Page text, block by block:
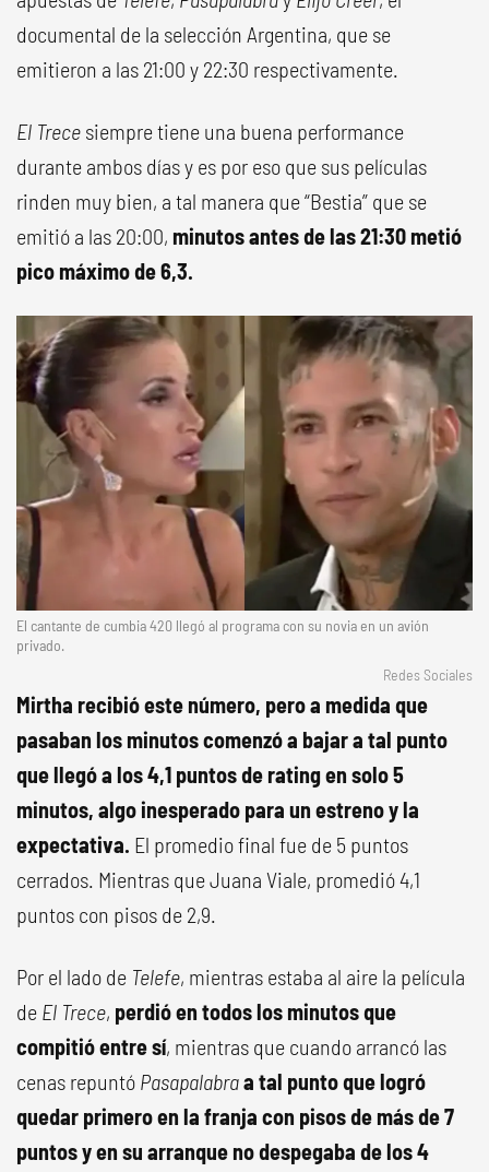
documental de la selección Argentina, que se
emitieron a las 21:00 y 22:30 respectivamente.
El Trece siempre tiene una buena performance
durante ambos días y es por eso que sus películas
rinden muy bien, a tal manera que “Bestia” que se
emitió a las 20:00, minutos antes de las 21:30 metió
pico máximo de 6,3.
El cantante de cumbia 420 llegó al programa con su novia en un avión
privado.
Redes Sociales
Mirtha recibió este número, pero a medida que
pasaban los minutos comenzó a bajar a tal punto
que llegó a los 4,1 puntos de rating en solo 5
minutos, algo inesperado para un estreno y la
expectativa. El promedio final fue de 5 puntos
cerrados. Mientras que Juana Viale, promedió 4,1
puntos con pisos de 2,9.
Por el lado de Telefe, mientras estaba al aire la película
de El Trece, perdió en todos los minutos que
compitió entre sí, mientras que cuando arrancó las
cenas repuntó Pasapalabraa tal punto que logró
quedar primero en la franja con pisos de más de 7
puntos y en su arranque no despegaba de los 4